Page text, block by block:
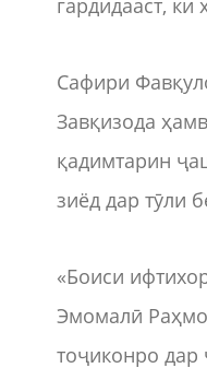
гардидааст,
Сафири
Завқизода
қадимтарин
зиёд дар тӯли
«Боиси
Эмомалӣ
тоҷиконро дар